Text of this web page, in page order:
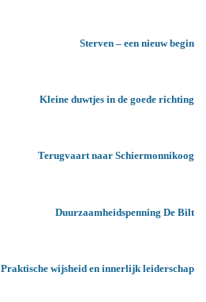
Sterven – een nieuw begin
Kleine duwtjes in de goede richting
Terugvaart naar Schiermonnikoog
Duurzaamheidspenning De Bilt
Praktische wijsheid en innerlijk leiderschap